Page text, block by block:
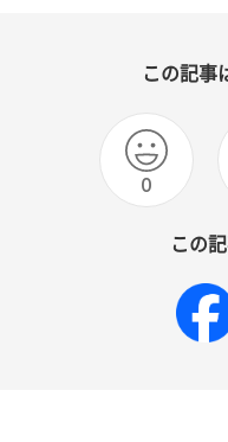
この記事
0
この